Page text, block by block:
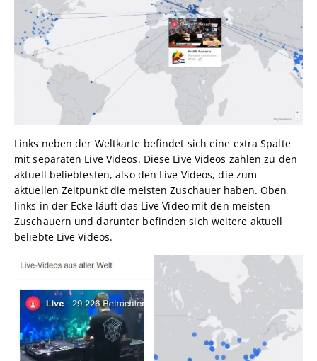
Links neben der Weltkarte befindet sich eine extra Spalte
mit separaten Live Videos. Diese Live Videos zählen zu den
aktuell beliebtesten, also den Live Videos, die zum
aktuellen Zeitpunkt die meisten Zuschauer haben. Oben
links in der Ecke läuft das Live Video mit den meisten
Zuschauern und darunter befinden sich weitere aktuell
beliebte Live Videos.